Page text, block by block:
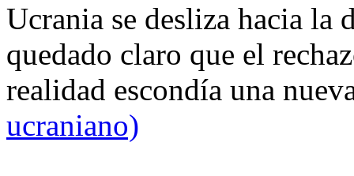
Ucrania se desliza hacia
quedado claro que el
realidad escondía una
ucraniano)